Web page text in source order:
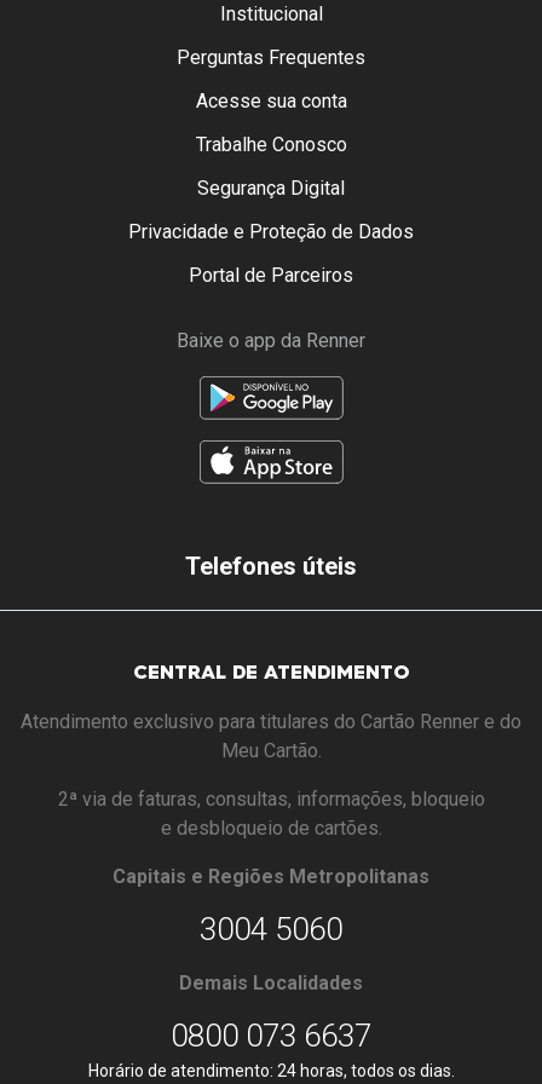
Institucional
Perguntas Frequentes
Acesse sua conta
Trabalhe Conosco
Segurança Digital
Privacidade e Proteção de Dados
Portal de Parceiros
Baixe o app da Renner
Telefones úteis
CENTRAL DE ATENDIMENTO
Atendimento exclusivo para titulares do Cartão Renner e do
Meu Cartão.
2ª via de faturas, consultas, informações, bloqueio
e desbloqueio de cartões.
Capitais e Regiões Metropolitanas
3004 5060
Demais Localidades
0800 073 6637
Horário de atendimento: 24 horas, todos os dias.